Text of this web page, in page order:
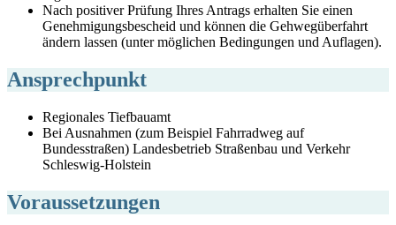
Nach positiver Prüfung Ihres Antrags erhalten Sie einen
Genehmigungsbescheid und können die Gehwegüberfahrt
ändern lassen (unter möglichen Bedingungen und Auflagen).
Ansprechpunkt
Regionales Tiefbauamt
Bei Ausnahmen (zum Beispiel Fahrradweg auf
Bundesstraßen) Landesbetrieb Straßenbau und Verkehr
Schleswig-Holstein
Voraussetzungen